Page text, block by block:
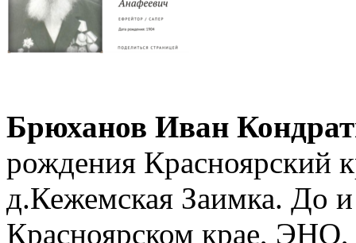
Брюханов Иван
рождения Красноярский
д.Кежемская Заимка. До
Красноярском крае,